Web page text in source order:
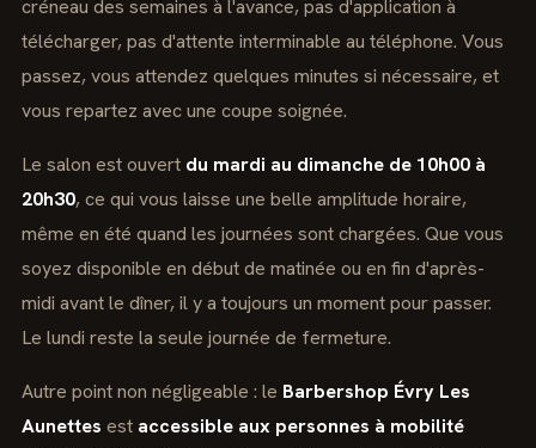
créneau des semaines à l'avance, pas d'application à
télécharger, pas d'attente interminable au téléphone. Vous
passez, vous attendez quelques minutes si nécessaire, et
vous repartez avec une coupe soignée.
Le salon est ouvert du mardi au dimanche de 10h00 à
20h30, ce qui vous laisse une belle amplitude horaire,
même en été quand les journées sont chargées. Que vous
soyez disponible en début de matinée ou en fin d'après-
midi avant le dîner, il y a toujours un moment pour passer.
Le lundi reste la seule journée de fermeture.
Autre point non négligeable : le Barbershop Évry Les
Aunettes est accessible aux personnes à mobilité